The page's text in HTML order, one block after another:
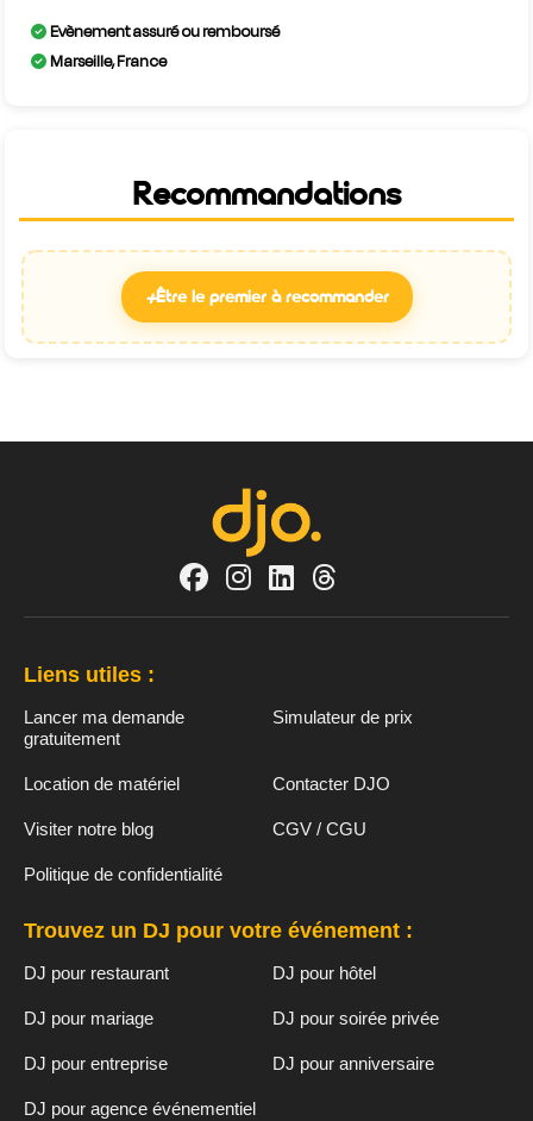
Evènement assuré ou remboursé
Marseille, France
Recommandations
+Être le premier à recommander
Liens utiles :
Lancer ma demande
gratuitement
Simulateur de prix
Location de matériel Contacter DJO
Visiter notre blog CGV / CGU
Politique de confidentialité
Trouvez un DJ pour votre événement :
DJ pour restaurant DJ pour hôtel
DJ pour mariage DJ pour soirée privée
DJ pour entreprise DJ pour anniversaire
DJ pour agence événementiel